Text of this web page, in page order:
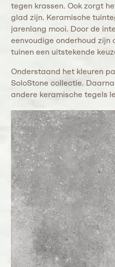
tegen krassen. Ook zorgt
glad zijn. Keramische
jarenlang mooi. Door de
eenvoudige onderhoud zijn
tuinen een uitstekende
Onderstaand het kleuren
SoloStone collectie.
andere keramische tegels